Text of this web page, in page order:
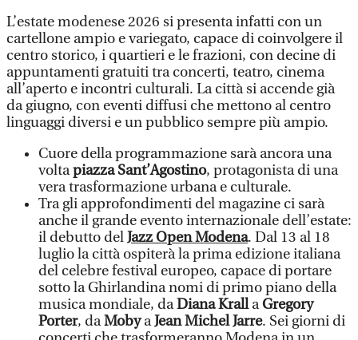
L’estate modenese 2026 si presenta infatti con un
cartellone ampio e variegato, capace di coinvolgere il
centro storico, i quartieri e le frazioni, con decine di
appuntamenti gratuiti tra concerti, teatro, cinema
all’aperto e incontri culturali. La città si accende già
da giugno, con eventi diffusi che mettono al centro
linguaggi diversi e un pubblico sempre più ampio.
Cuore della programmazione sarà ancora una
voltapiazza Sant’Agostino, protagonista di una
vera trasformazione urbana e culturale.
Tra gli approfondimenti del magazine ci sarà
anche il grande evento internazionale dell’estate:
il debutto delJazz Open Modena. Dal 13 al 18
luglio la città ospiterà la prima edizione italiana
del celebre festival europeo, capace di portare
sotto la Ghirlandina nomi di primo piano della
musica mondiale, daDiana KrallaGregory
Porter, daMobyaJean Michel Jarre. Sei giorni di